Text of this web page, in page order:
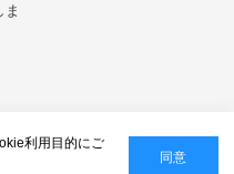
利用目的にご
同意